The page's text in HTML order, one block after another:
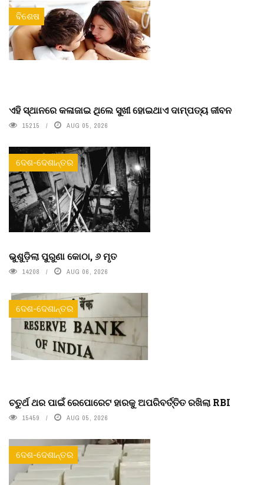
ବିଶେଷ
ଏହି ସ୍ଥାନରେ କଳାଜାଇ ଥିଲେ ସୁଖୀ ହୋଇଥାଏ ଦାମ୍ପତ୍ୟ ଜୀବନ
15215 AUG 05, 2026
ଦେଶ-ଦେଶାନ୍ତର
ଭୁଶୁଡ଼ିଲା ପୁରୁଣା କୋଠା, ୬ ମୃତ
14208 AUG 06, 2026
ଦେଶ-ଦେଶାନ୍ତର
ଚତୁର୍ଥ ଥର ପାଇଁ ରେପୋରେଟ ହାରକୁ ଅପରିବର୍ତ୍ତିତ ରଖିଲା RBI
15459 AUG 05, 2026
ଦେଶ-ଦେଶାନ୍ତର